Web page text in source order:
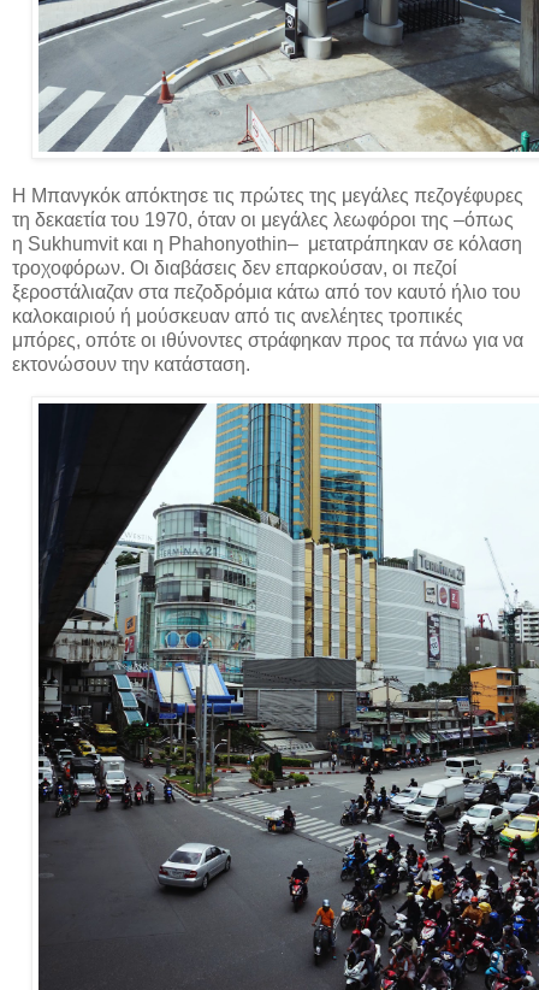
Η Μπανγκόκ απόκτησε τις πρώτες της μεγάλες πεζογέφυρες
τη δεκαετία του 1970, όταν οι μεγάλες λεωφόροι της –όπως
η Sukhumvit και η Phahonyothin– μετατράπηκαν σε κόλαση
τροχοφόρων. Οι διαβάσεις δεν επαρκούσαν, οι πεζοί
ξεροστάλιαζαν στα πεζοδρόμια κάτω από τον καυτό ήλιο του
καλοκαιριού ή μούσκευαν από τις ανελέητες τροπικές
μπόρες, οπότε οι ιθύνοντες στράφηκαν προς τα πάνω για να
εκτονώσουν την κατάσταση.